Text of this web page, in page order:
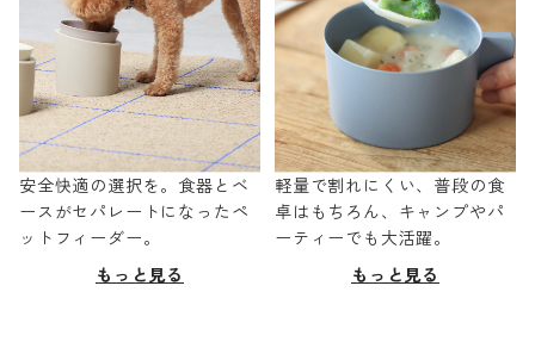
安全快適の選択を。食器とベ
ースがセパレートになったペ
ットフィーダー。
もっと見る
軽量で割れにくい、普段の食
卓はもちろん、キャンプやパ
ーティーでも大活躍。
もっと見る